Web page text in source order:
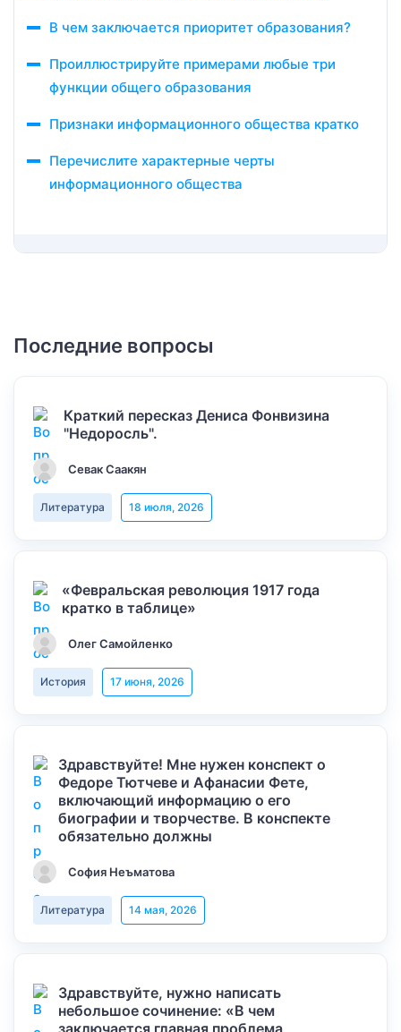
В чем заключается приоритет образования?
Проиллюстрируйте примерами любые три
функции общего образования
Признаки информационного общества кратко
Перечислите характерные черты
информационного общества
Последние вопросы
Краткий пересказ Дениса Фонвизина
"Недоросль".
Севак Саакян
Литература 18 июля, 2026
«Февральская революция 1917 года
кратко в таблице»
Олег Самойленко
История 17 июня, 2026
Здравствуйте! Мне нужен конспект о
Федоре Тютчеве и Афанасии Фете,
включающий информацию о его
биографии и творчестве. В конспекте
обязательно должны
София Неъматова
Литература 14 мая, 2026
Здравствуйте, нужно написать
небольшое сочинение: «В чем
заключается главная проблема